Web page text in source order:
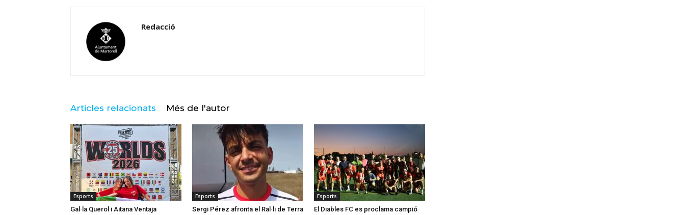
Redacció
Articles relacionats Més de l'autor
Esports
Gal·la Querol i Aitana Ventaja
Esports
Sergi Pérez afronta el Ral·li de Terra
Esports
El Diables FC es proclama campió